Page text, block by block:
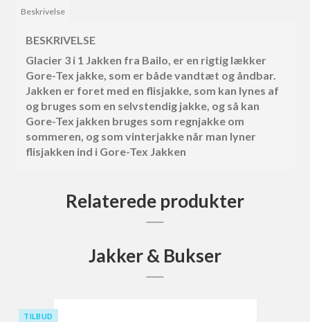
Beskrivelse
BESKRIVELSE
Glacier 3 i 1 Jakken fra Bailo, er en rigtig lækker
Gore-Tex jakke, som er både vandtæt og åndbar.
Jakken er foret med en flisjakke, som kan lynes af
og bruges som en selvstendig jakke, og så kan
Gore-Tex jakken bruges som regnjakke om
sommeren, og som vinterjakke når man lyner
flisjakken ind i Gore-Tex Jakken
Relaterede produkter
Jakker & Bukser
TILBUD